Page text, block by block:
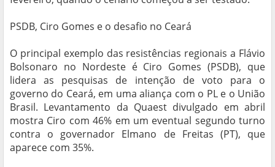
PSDB, Ciro Gomes e o desafio no Ceará
O principal exemplo das resistências regionais a Flávio
Bolsonaro no Nordeste é Ciro Gomes (PSDB), que
lidera as pesquisas de intenção de voto para o
governo do Ceará, em uma aliança com o PL e o União
Brasil. Levantamento da Quaest divulgado em abril
mostra Ciro com 46% em um eventual segundo turno
contra o governador Elmano de Freitas (PT), que
aparece com 35%.